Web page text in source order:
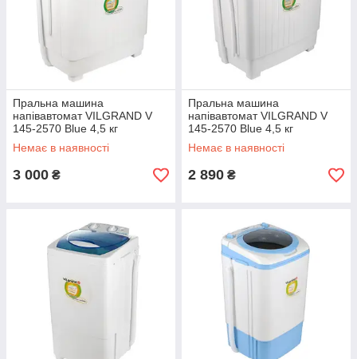
Пральна машина
напівавтомат VILGRAND V
145-2570 Blue 4,5 кг
Немає в наявності
3 000 ₴
Пральна машина
напівавтомат VILGRAND V
145-2570 Blue 4,5 кг
Немає в наявності
2 890 ₴